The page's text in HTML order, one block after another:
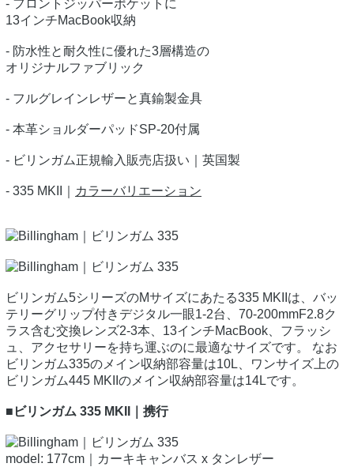
- フロントジッパーポケットに
13インチMacBook収納
- 防水性と耐久性に優れた3層構造の
オリジナルファブリック
- フルグレインレザーと真鍮製金具
- 本革ショルダーパッドSP-20付属
- ビリンガム正規輸入販売店扱い｜英国製
- 335 MKII｜ カラーバリエーション
ビリンガム5シリーズのMサイズにあたる335 MKIIは、バッ
テリーグリップ付きデジタル一眼1-2台、70-200mmF2.8ク
ラス含む交換レンズ2-3本、13インチMacBook、フラッシ
ュ、アクセサリーを持ち運ぶのに最適なサイズです。 なお
ビリンガム335のメイン収納部容量は10L、ワンサイズ上の
ビリンガム445 MKIIのメイン収納部容量は14Lです。
■ビリンガム 335 MKII｜携行
model: 177cm｜カーキキャンバス x タンレザー